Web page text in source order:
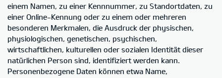
einem Namen, zu einer Kennnummer, zu Standortdaten, zu
einer Online-Kennung oder zu einem oder mehreren
besonderen Merkmalen, die Ausdruck der physischen,
physiologischen, genetischen, psychischen,
wirtschaftlichen, kulturellen oder sozialen Identität dieser
natürlichen Person sind, identifiziert werden kann.
Personenbezogene Daten können etwa Name,